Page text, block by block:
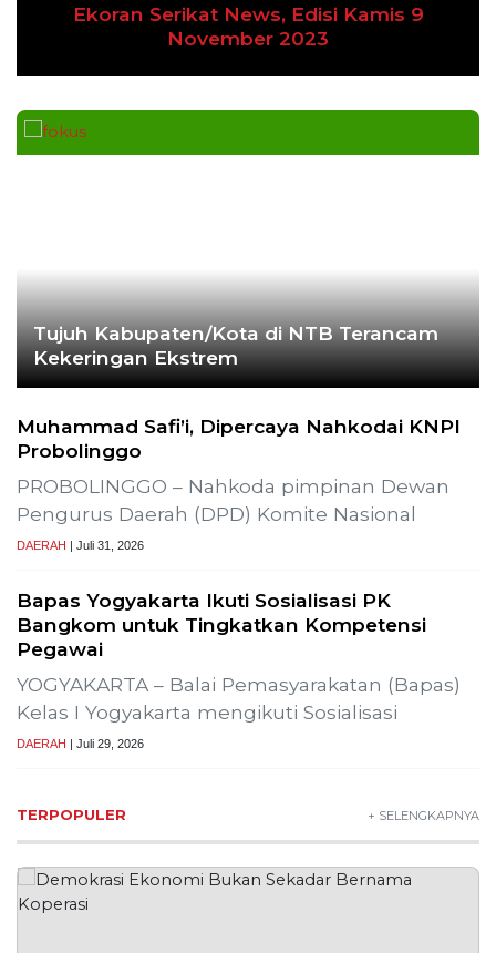
Ekoran Serikat News, Edisi Kamis 9
November 2023
Tujuh Kabupaten/Kota di NTB Terancam
Kekeringan Ekstrem
Muhammad Safi’i, Dipercaya Nahkodai KNPI
Probolinggo
PROBOLINGGO – Nahkoda pimpinan Dewan
Pengurus Daerah (DPD) Komite Nasional
DAERAH | Juli 31, 2026
Bapas Yogyakarta Ikuti Sosialisasi PK
Bangkom untuk Tingkatkan Kompetensi
Pegawai
YOGYAKARTA – Balai Pemasyarakatan (Bapas)
Kelas I Yogyakarta mengikuti Sosialisasi
DAERAH | Juli 29, 2026
TERPOPULER + SELENGKAPNYA